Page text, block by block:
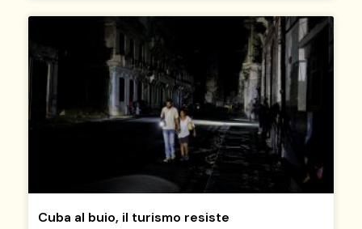
Cuba al buio, il turismo resiste